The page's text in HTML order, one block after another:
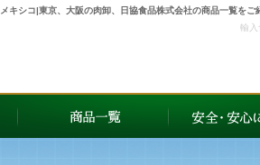
シコ|東京、大阪の肉卸、日協食品株式会社の商品一覧をご
輸入